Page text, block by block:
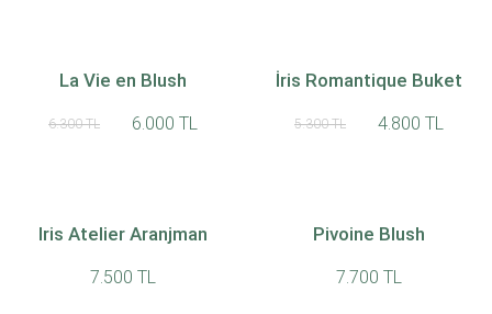
La Vie en Blush
6.300 TL 6.000 TL
İris Romantique Buket
5.300 TL 4.800 TL
Iris Atelier Aranjman
7.500 TL
Pivoine Blush
7.700 TL